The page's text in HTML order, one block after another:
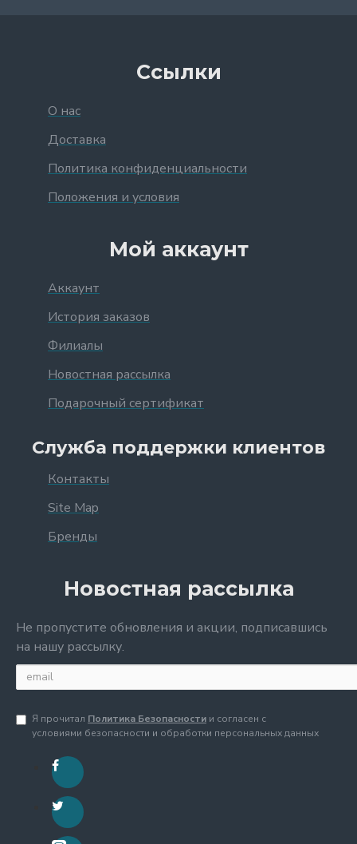
Ссылки
О нас
Доставка
Политика конфиденциальности
Положения и условия
Мой аккаунт
Аккаунт
История заказов
Филиалы
Новостная рассылка
Подарочный сертификат
Служба поддержки клиентов
Контакты
Site Map
Бренды
Новостная рассылка
Не пропустите обновления и акции, подписавшись
на нашу рассылку.
Я прочитал Политика Безопасности и согласен с
условиями безопасности и обработки персональных данных